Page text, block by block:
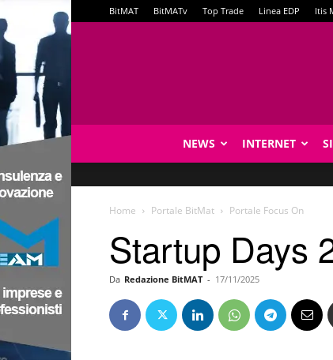
BitMAT BitMATv Top Trade Linea EDP Itis
NEWS INTERNET
Home Portale BitMat Portale Focus On
Startup Days
Da Redazione BitMAT - 17/11/2025